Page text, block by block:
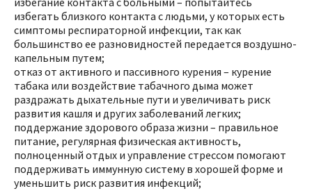
избегать близкого контакта с людьми, у которых есть
симптомы респираторной инфекции, так как
большинство ее разновидностей передается воздушно-
капельным путем;
отказ от активного и пассивного курения – курение
табака или воздействие табачного дыма может
раздражать дыхательные пути и увеличивать риск
развития кашля и других заболеваний легких;
поддержание здорового образа жизни – правильное
питание, регулярная физическая активность,
полноценный отдых и управление стрессом помогают
поддерживать иммунную систему в хорошей форме и
уменьшить риск развития инфекций;